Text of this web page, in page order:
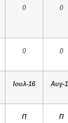
0 0
0 0
Ιουλ-16 Αυγ-
Π Π